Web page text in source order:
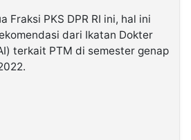
Fraksi PKS DPR RI ini, hal ini
dari Ikatan Dokter
terkait PTM di semester genap